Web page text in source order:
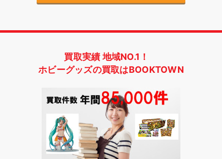
買取実績 地域NO.1！
ホビーグッズの買取はBOOKTOWN